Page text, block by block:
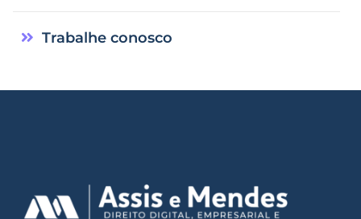
Trabalhe conosco